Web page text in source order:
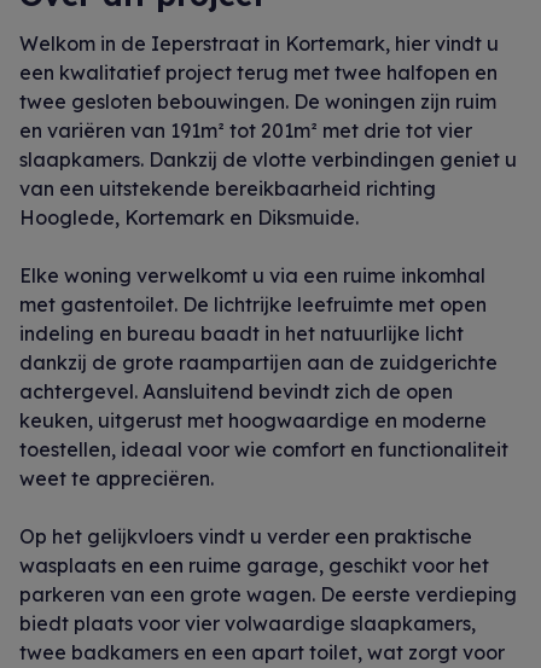
Welkom in de Ieperstraat in Kortemark, hier vindt u
een kwalitatief project terug met twee halfopen en
twee gesloten bebouwingen. De woningen zijn ruim
en variëren van 191m² tot 201m² met drie tot vier
slaapkamers. Dankzij de vlotte verbindingen geniet u
van een uitstekende bereikbaarheid richting
Hooglede, Kortemark en Diksmuide.
Elke woning verwelkomt u via een ruime inkomhal
met gastentoilet. De lichtrijke leefruimte met open
indeling en bureau baadt in het natuurlijke licht
dankzij de grote raampartijen aan de zuidgerichte
achtergevel. Aansluitend bevindt zich de open
keuken, uitgerust met hoogwaardige en moderne
toestellen, ideaal voor wie comfort en functionaliteit
weet te appreciëren.
Op het gelijkvloers vindt u verder een praktische
wasplaats en een ruime garage, geschikt voor het
parkeren van een grote wagen. De eerste verdieping
biedt plaats voor vier volwaardige slaapkamers,
twee badkamers en een apart toilet, wat zorgt voor